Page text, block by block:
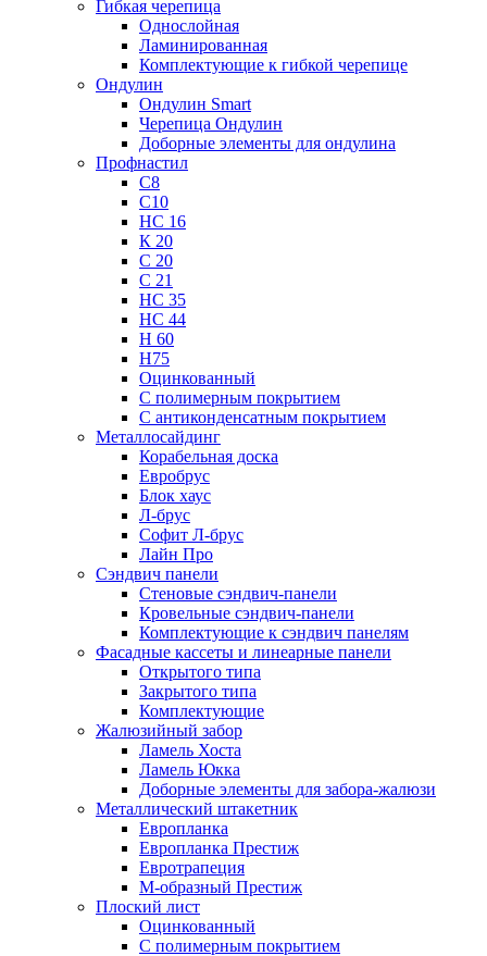
Гибкая черепица
Однослойная
Ламинированная
Комплектующие к гибкой черепице
Ондулин
Ондулин Smart
Черепица Ондулин
Доборные элементы для ондулина
Профнастил
С8
С10
НС 16
К 20
С 20
С 21
НС 35
НС 44
Н 60
Н75
Оцинкованный
С полимерным покрытием
С антиконденсатным покрытием
Металлосайдинг
Корабельная доска
Евробрус
Блок хаус
Л-брус
Софит Л-брус
Лайн Про
Сэндвич панели
Стеновые сэндвич-панели
Кровельные сэндвич-панели
Комплектующие к сэндвич панелям
Фасадные кассеты и линеарные панели
Открытого типа
Закрытого типа
Комплектующие
Жалюзийный забор
Ламель Хоста
Ламель Юкка
Доборные элементы для забора-жалюзи
Металлический штакетник
Европланка
Европланка Престиж
Евротрапеция
М-образный Престиж
Плоский лист
Оцинкованный
С полимерным покрытием